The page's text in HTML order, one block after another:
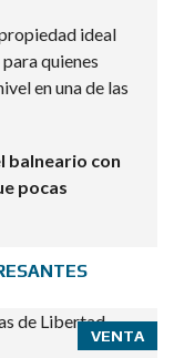
ideal
quienes
en una de las
balneario con
pocas
VENTA